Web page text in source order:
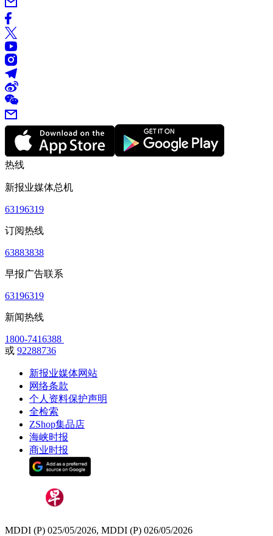
热线
新报业媒体总机
63196319
订阅热线
63883838
早报广告联系
63196319
新闻热线
1800-7416388
或 92288736
新报业媒体网站
网络条款
个人资料保护声明
全检索
ZShop集品店
海峡时报
商业时报
MDDI (P) 025/05/2026, MDDI (P) 026/05/2026